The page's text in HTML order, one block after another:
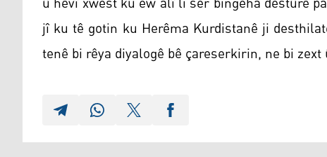
jî ku tê gotin ku Herêma Kurdistanê ji
tenê bi rêya diyalogê bê çareserkirin, ne bi